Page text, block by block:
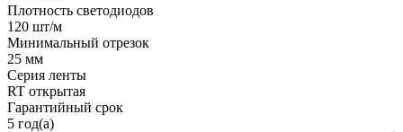
Плотность светодиодов
120 шт/м
Минимальный отрезок
25 мм
Серия ленты
RT открытая
Гарантийный срок
5 год(а)